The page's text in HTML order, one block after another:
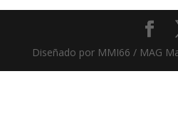
Diseñado por MMI66 / MAG